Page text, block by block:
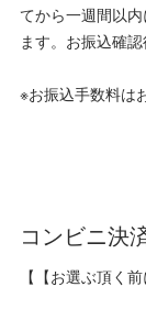
てから一週間以
ます。お振込確認
※お振込手数料は
コンビニ決
【【お選ぶ頂く